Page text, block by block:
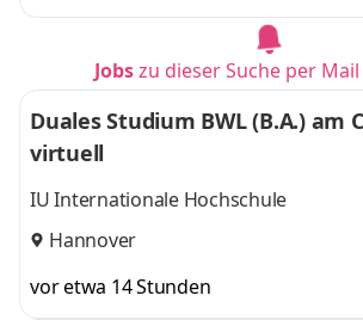
Jobszu dieser Suche per
Duales Studium BWL (B.A.) am
virtuell
IU Internationale Hochschule
Hannover
vor etwa 14 Stunden